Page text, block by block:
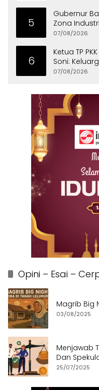
5
Gubernur
Zona
07/08/2026
6
Ketua TP
Soni:
07/08/2026
Opini – Esai –
Magrib Big
03/08/2025
Menjawab
Dan
25/07/2025